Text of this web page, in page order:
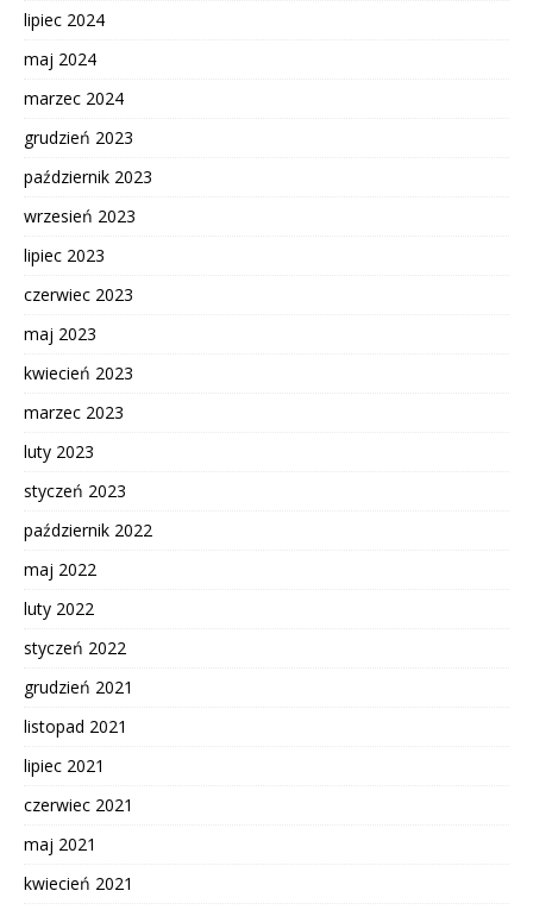
lipiec 2024
maj 2024
marzec 2024
grudzień 2023
październik 2023
wrzesień 2023
lipiec 2023
czerwiec 2023
maj 2023
kwiecień 2023
marzec 2023
luty 2023
styczeń 2023
październik 2022
maj 2022
luty 2022
styczeń 2022
grudzień 2021
listopad 2021
lipiec 2021
czerwiec 2021
maj 2021
kwiecień 2021